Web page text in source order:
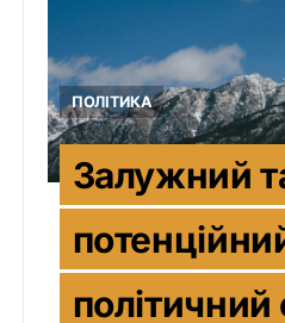
ПОЛІТИКА
Залужний